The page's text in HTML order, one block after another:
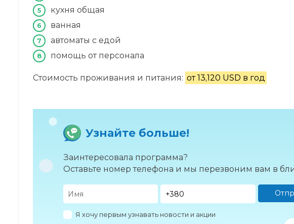
кухня общая
ванная
автоматы с едой
помощь от персонала
Стоимость проживания и питания: от 13,120 USD в год
Узнайте больше!
Заинтересовала программа?
Оставьте номер телефона и мы перезвоним вам в
Я хочу первым узнавать новости и акции